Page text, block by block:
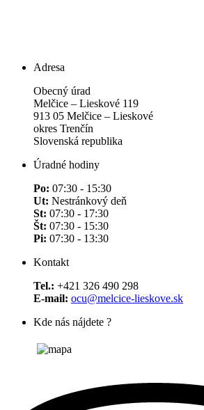
Adresa
Obecný úrad
Melčice – Lieskové 119
913 05 Melčice – Lieskové
okres Trenčín
Slovenská republika
Úradné hodiny
Po: 07:30 - 15:30
Ut: Nestránkový deň
St: 07:30 - 17:30
Št: 07:30 - 15:30
Pi: 07:30 - 13:30
Kontakt
Tel.: +421 326 490 298
E-mail: ocu@melcice-lieskove.sk
Kde nás nájdete ?